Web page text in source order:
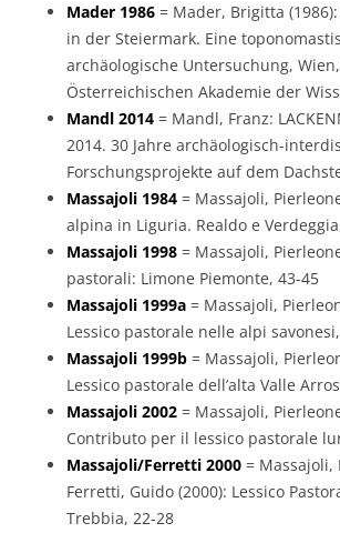
Mader 1986 = Mader, Brigitta
in der Steiermark. Eine
archäologische Untersuchung,
Österreichischen Akademie der
Mandl 2014 = Mandl, Franz:
2014. 30 Jahre archäologisch-
Forschungsprojekte auf dem
Massajoli 1984 = Massajoli,
alpina in Liguria. Realdo e
Massajoli 1998 = Massajoli,
pastorali: Limone Piemonte, 43-45
Massajoli 1999a = Massajoli,
Lessico pastorale nelle alpi
Massajoli 1999b = Massajoli,
Lessico pastorale dell’alta Valle
Massajoli 2002 = Massajoli,
Contributo per il lessico pastorale
Massajoli/Ferretti 2000 = Massajoli,
Ferretti, Guido (2000): Lessico
Trebbia, 22-28